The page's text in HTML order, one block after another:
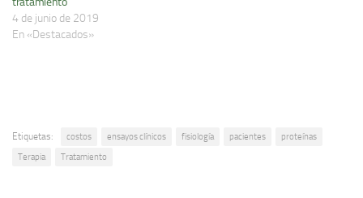
4 de junio de 2019
En «Destacados»
Etiquetas: costos ensayos clínicos fisiología pacientes
proteínas
Terapia
Tratamiento